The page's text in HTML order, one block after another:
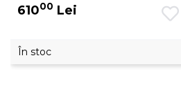
61000 Lei
În stoc